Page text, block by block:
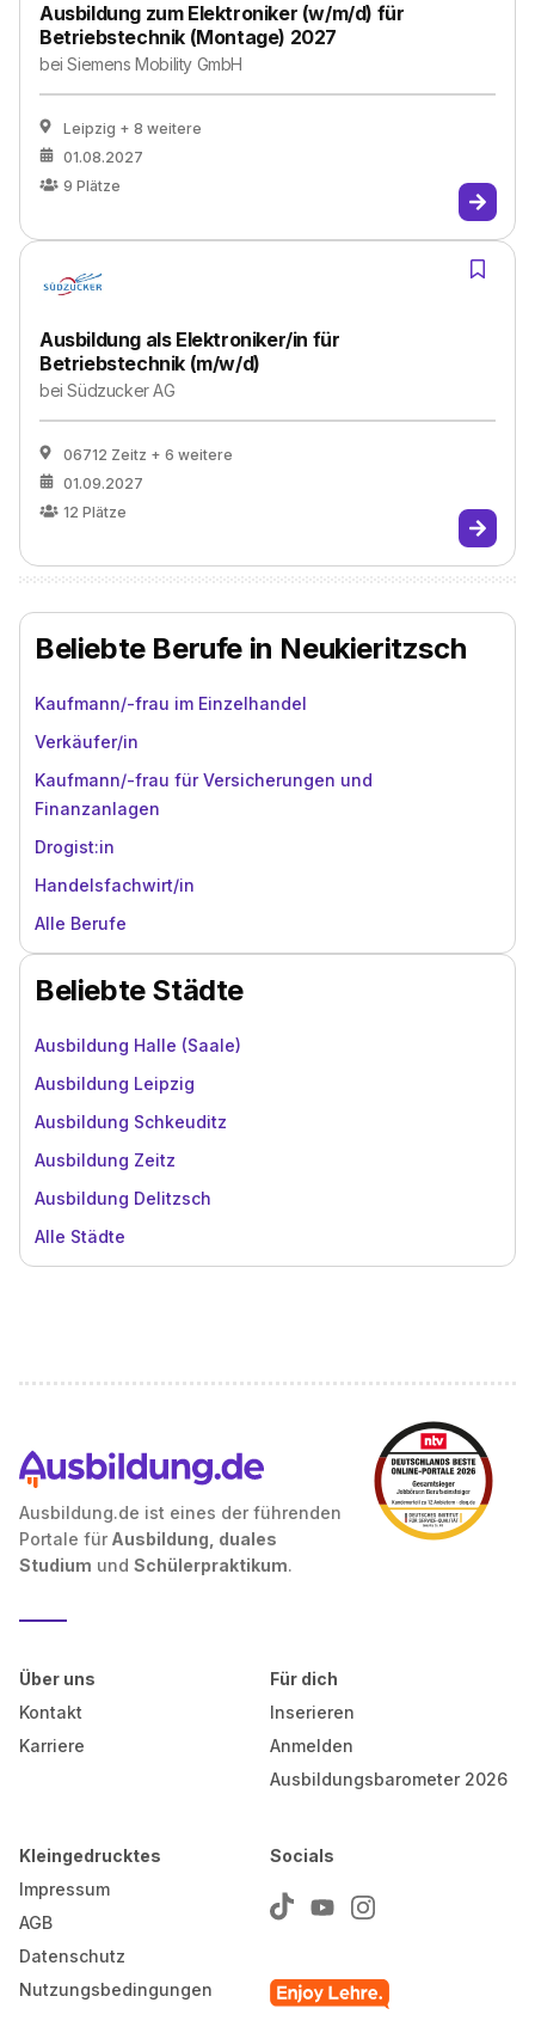
Ausbildung zum Elektroniker (w/m/d) für
Betriebstechnik (Montage) 2027
beiSiemens Mobility GmbH
Leipzig + 8 weitere
01.08.2027
9 Plätze
Ausbildung als Elektroniker/in für
Betriebstechnik (m/w/d)
beiSüdzucker AG
06712 Zeitz + 6 weitere
01.09.2027
12 Plätze
Beliebte Berufe in Neukieritzsch
Kaufmann/-frau im Einzelhandel
Verkäufer/in
Kaufmann/-frau für Versicherungen und
Finanzanlagen
Drogist:in
Handelsfachwirt/in
Alle Berufe
Beliebte Städte
Ausbildung Halle (Saale)
Ausbildung Leipzig
Ausbildung Schkeuditz
Ausbildung Zeitz
Ausbildung Delitzsch
Alle Städte
Ausbildung.de ist eines der führenden
Portale für Ausbildung, duales
Studium und Schülerpraktikum.
Über uns
Kontakt
Karriere
Für dich
Inserieren
Anmelden
Ausbildungsbarometer 2026
Kleingedrucktes
Impressum
AGB
Datenschutz
Nutzungsbedingungen
Socials